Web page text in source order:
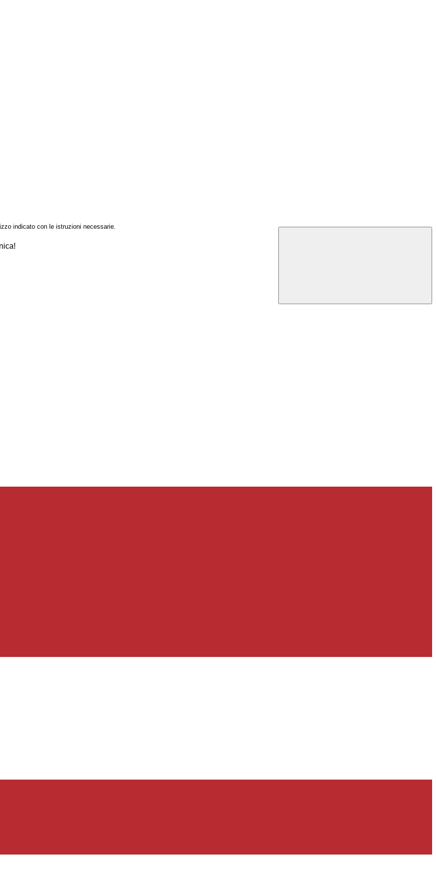
indicato con le istruzioni necessarie.